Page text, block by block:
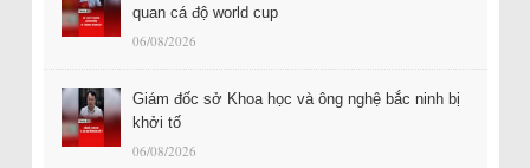
quan cá độ world cup
06/08/2026
Giám đốc sở Khoa học và ông nghệ bắc ninh bị
khởi tố
06/08/2026